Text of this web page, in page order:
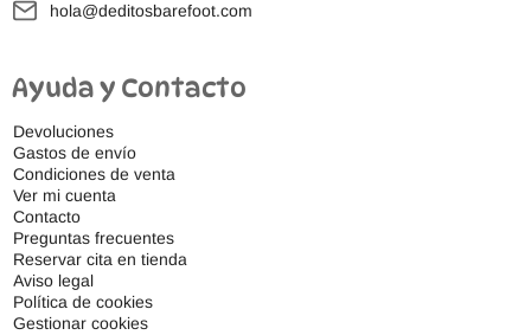
hola@deditosbarefoot.com
Ayuda y Contacto
Devoluciones
Gastos de envío
Condiciones de venta
Ver mi cuenta
Contacto
Preguntas frecuentes
Reservar cita en tienda
Aviso legal
Política de cookies
Gestionar cookies